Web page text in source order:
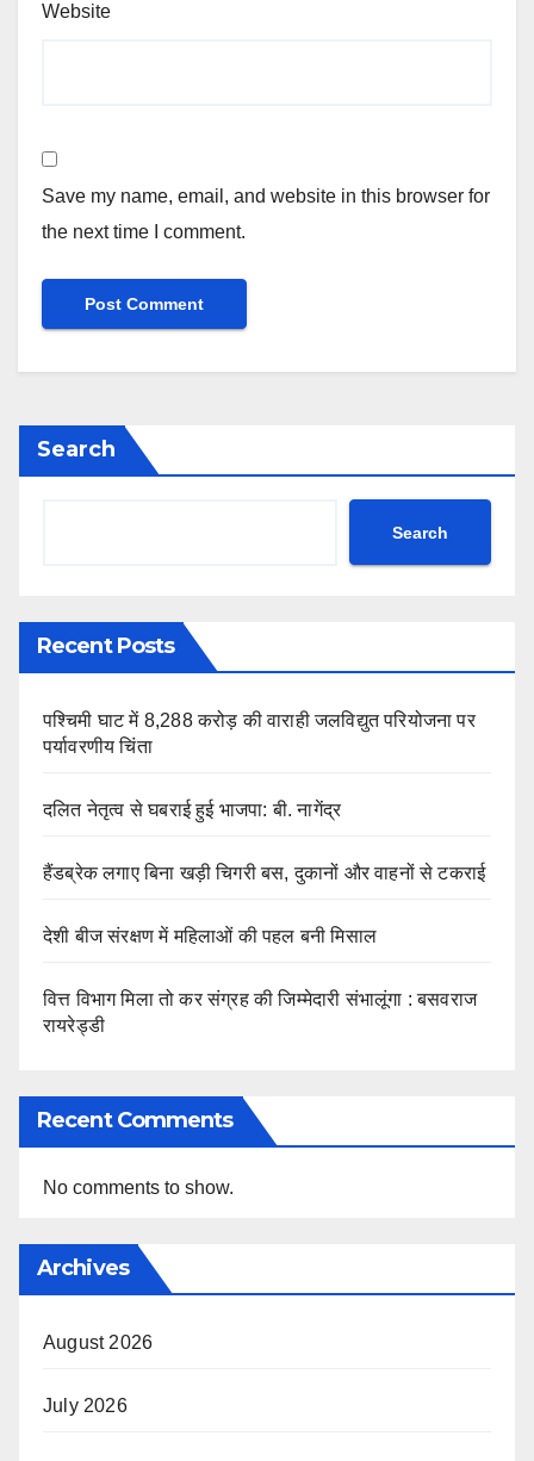
Website
Save my name, email, and website in this browser for
the next time I comment.
Search
Search
Recent Posts
पश्चिमी घाट में 8,288 करोड़ की वाराही जलविद्युत परियोजना पर
पर्यावरणीय चिंता
दलित नेतृत्व से घबराई हुई भाजपा: बी. नागेंद्र
हैंडब्रेक लगाए बिना खड़ी चिगरी बस, दुकानों और वाहनों से टकराई
देशी बीज संरक्षण में महिलाओं की पहल बनी मिसाल
वित्त विभाग मिला तो कर संग्रह की जिम्मेदारी संभालूंगा : बसवराज
रायरेड्डी
Recent Comments
No comments to show.
Archives
August 2026
July 2026